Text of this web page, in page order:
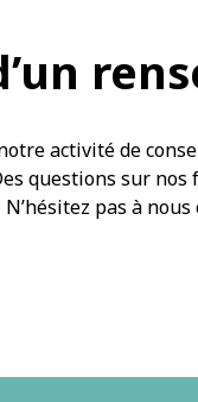
activité de
questions sur nos
N’hésitez pas à nous